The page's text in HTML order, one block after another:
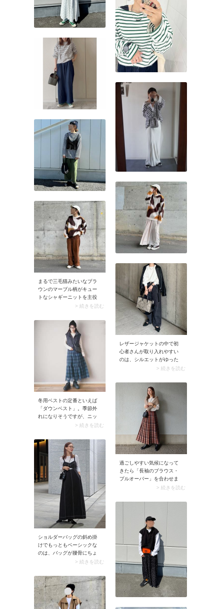
まるで三毛猫みたいなブラ
ウンのマーブル柄がキュー
トなシャギーニットを主役
に取り入れてみては。カジ
のコーデも可愛いスタイル
に早変わり。アウターを羽
織ってインナー使いしても
アクセントになってくれま
> 続きを読む
レザージャケットの中で初
心者さんが取り入れやすい
のは、シルエットがゆった
りとしたもの。オーバーサ
はリラクシーなムードがあ
り、普段使いにうってつけ
です。カジュアル派さんに
おすすめの着こなしは「ワ
イドデニムパンツ」との合
わせ。女性らしいトップス
や靴・バッグを添えて甘辛
ミックスのコーデを楽しん
でみて。
> 続きを読む
冬用ベストの定番といえば
「ダウンベスト」。季節外
れになりそうですが、ニッ
トやプルオーバーに羽織る
加えてボトムにスナップの
ようなショートパンツや透
け感あるスカートを合わせ
ると、春らしさが加わって
シーズンムードに馴染みま
す。
> 続きを読む
過ごしやすい気候になって
きたら「長袖のブラウス・
プルオーバー」を合わせま
しょう。チェック柄プリー
で上品なムードがアップ。
ね備えたコーデに決まりま
> 続きを読む
ショルダーバッグの斜め掛
けでもっともベーシックな
のは、バッグが腰骨にちょ
うどあたるくらいの位置に
短すぎず長すぎない、いわ
ゆる普通の長さです。どん
なスタイリングにも自然に
馴染むので、迷ったらこの
> 続きを読む